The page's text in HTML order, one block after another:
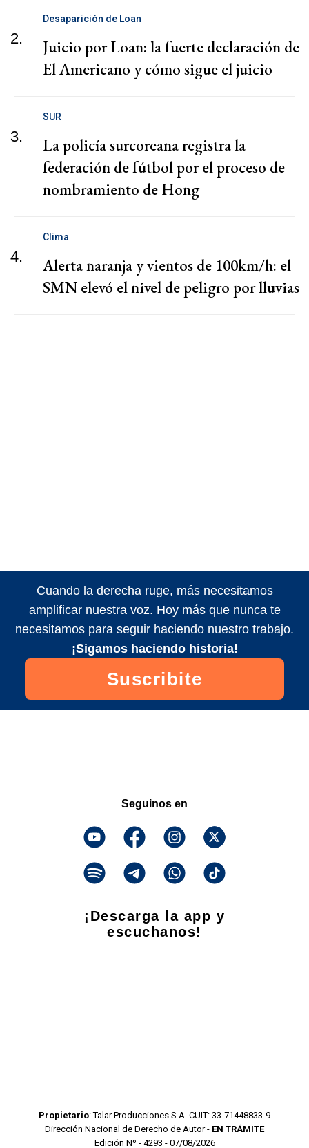
2.
Desaparición de Loan
Juicio por Loan: la fuerte declaración de
El Americano y cómo sigue el juicio
3.
SUR
La policía surcoreana registra la
federación de fútbol por el proceso de
nombramiento de Hong
4.
Clima
Alerta naranja y vientos de 100km/h: el
SMN elevó el nivel de peligro por lluvias
Cuando la derecha ruge, más necesitamos
amplificar nuestra voz. Hoy más que nunca te
necesitamos para seguir haciendo nuestro trabajo.
¡Sigamos haciendo historia!
Suscribite
Seguinos en
¡Descarga la app y
escuchanos!
Propietario: Talar Producciones S.A. CUIT: 33-71448833-9
Dirección Nacional de Derecho de Autor - EN TRÁMITE
Edición Nº - 4293 - 07/08/2026